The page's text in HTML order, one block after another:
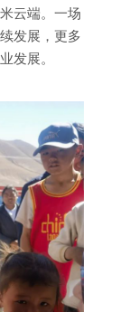
云端。一场
发展，更多
发展。